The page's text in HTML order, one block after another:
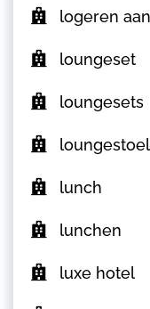
logeren
loungeset
loungesets
lunch
lunchen
luxe hotel